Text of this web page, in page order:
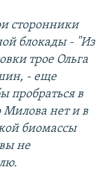
сторонники
блокады - "Из
трое Ольга
- еще
пробраться в
Милова нет и в
биомассы
не